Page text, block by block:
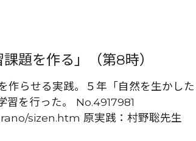
題を作る」（第8時）
作らせる実践。５年「自然を生かし
習を行った。 No.4917981
sizen.htm 原実践：村野聡先